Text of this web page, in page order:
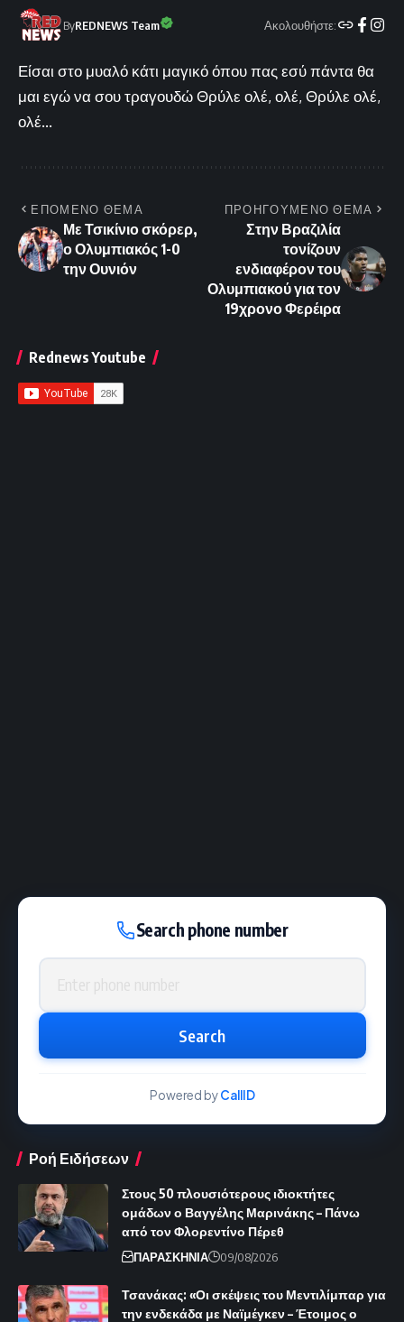
ByREDNEWS Team Ακολουθήστε:
Είσαι στο μυαλό κάτι μαγικό όπου πας εσύ πάντα θα
μαι εγώ να σου τραγουδώ Θρύλε ολέ, ολέ, Θρύλε ολέ,
ολέ...
ΕΠΟΜΕΝΟ ΘΕΜΑ
Με Τσικίνιο σκόρερ,
ο Ολυμπιακός 1-0
την Ουνιόν
ΠΡΟΗΓΟΥΜΕΝΟ ΘΕΜΑ
Στην Βραζιλία
τονίζουν
ενδιαφέρον του
Ολυμπιακού για τον
19χρονο Φερέιρα
Rednews Youtube
Search phone number
Phone number
Search
Powered byCallID
Ροή Ειδήσεων
Στους 50 πλουσιότερους ιδιοκτήτες
ομάδων ο Βαγγέλης Μαρινάκης – Πάνω
από τον Φλορεντίνο Πέρεθ
ΠΑΡΑΣΚΗΝΙΑ 09/08/2026
Τσανάκας: «Οι σκέψεις του Μεντιλίμπαρ για
την ενδεκάδα με Ναϊμέγκεν – Έτοιμος ο